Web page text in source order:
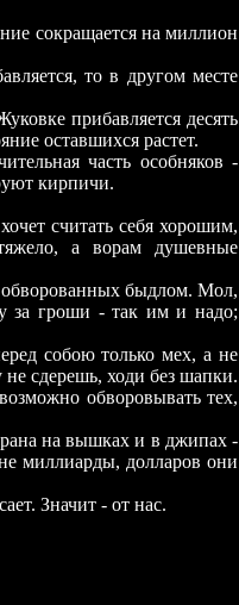
сокращается на миллион
то в другом месте
прибавляется десять
оставшихся растет.
часть особняков -
кирпичи.
считать себя хорошим,
а ворам душевные
быдлом. Мол,
за гроши - так им и надо;
собою только мех, а не
сдерешь, ходи без шапки.
обворовывать тех,
на вышках и в джипах -
миллиарды, долларов они
Значит - от нас.